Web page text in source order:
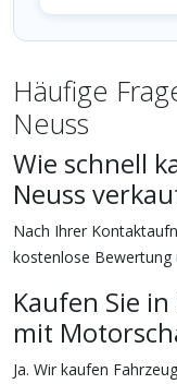
Häufige
Neuss
Wie schnell
Neuss
Nach Ihrer
kostenlose Bewertung
Kaufen Sie
mit
Ja. Wir kaufen